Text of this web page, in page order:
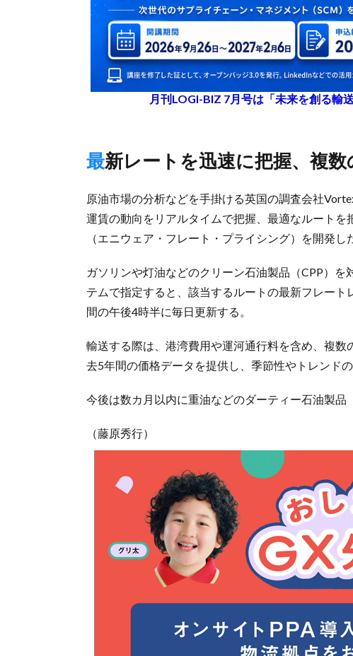
月刊LOGI-BIZ 7月号は「未来を創る輸
最新レートを迅速に把握、複
原油市場の分析などを手掛ける英国の調査会社
運賃の動向をリアルタイムで把握、最適なルートを
（エニウェア・フレート・プライシング）を開発し
ガソリンや灯油などのクリーン石油製品（CPP）
テムで指定すると、該当するルートの最新フレー
間の午後4時半に毎日更新する。
輸送する際は、港湾費用や運河通行料を含め、複
去5年間の価格データを提供し、季節性やトレンド
今後は数カ月以内に重油などのダーティー石油製品
（藤原秀行）